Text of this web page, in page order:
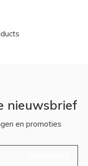
nieuwsbrief
en promoties